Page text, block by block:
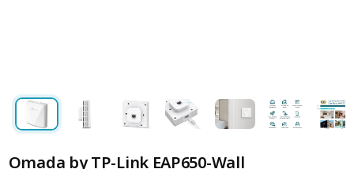
Omada by TP-Link EAP650-Wall